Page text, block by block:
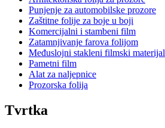
Punjenje za automobilske prozore
Zaštitne folije za boje u boji
Komercijalni i stambeni film
Zatamnjivanje farova folijom
Međuslojni stakleni filmski materijal
Pametni film
Alat za naljepnice
Prozorska folija
Tvrtka